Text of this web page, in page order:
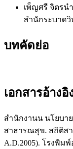
เพ็ญศรี จิตรน
สำนักระบาด
บทคัดย่อ
เอกสารอ้างอิ
สำนักงานน นโยบา
สาธารณสุข. สถิติสา
A.D.2005). โรงพิม